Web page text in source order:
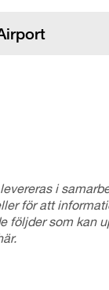
i
för att
följder som kan